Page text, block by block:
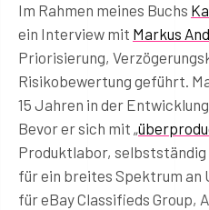
Im Rahmen meines Buchs
ein Interview mit Markus
Priorisierung,
Risikobewertung geführt.
15 Jahren in der
Bevor er sich mit „
Produktlabor,
für ein breites Spektrum an
für eBay Classifieds Group,